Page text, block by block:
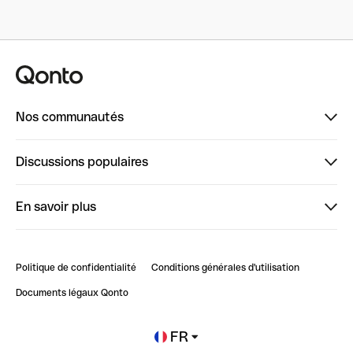
Nos communautés
ClubQonto
Discussions populaires
Impact de l'IA sur les carrières/productivité
En savoir plus
Blog
Newsroom
Politique de confidentialité Conditions générales d'utilisation
Documents légaux Qonto
FR